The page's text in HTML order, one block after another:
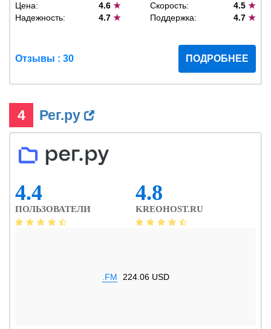
Цена: 4.6★ Скорость: 4.5 ★
Надежность:
4.7★ Поддержка: 4.7 ★
Отзывы : 30 ПОДРОБНЕЕ
4 Рег.ру
4.4
ПОЛЬЗОВАТЕЛИ
4.8
KREOHOST.RU
.FM 224.06 USD